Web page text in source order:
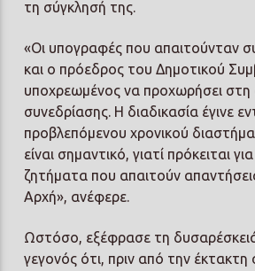
τη σύγκλησή της.
«Οι υπογραφές που απαιτούνταν
και ο πρόεδρος του Δημοτικού
υποχρεωμένος να προχωρήσει στη
συνεδρίασης. Η διαδικασία έγινε
προβλεπόμενου χρονικού
είναι σημαντικό, γιατί πρόκειται
ζητήματα που απαιτούν
Αρχή», ανέφερε.
Ωστόσο, εξέφρασε τη
γεγονός ότι, πριν από την έκτακτη